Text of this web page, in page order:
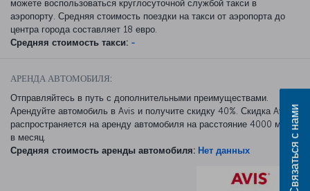
можете воспользоваться круглосуточной службой такси в
аэропорту. Средняя стоимость поездки на такси от аэропорта до
центра города составляет 18 евро.
Средняя стоимость такси: -
АРЕНДА АВТОМОБИЛЯ:
Отправляйтесь в путь с дополнительными преимуществами.
Арендуйте автомобиль в Avis и получите скидку 40%. Скидка Avis
распространяется на аренду автомобиля на расстояние 4000 миль
в месяц.
Средняя стоимость аренды автомобиля: Нет данных Связаться с нами